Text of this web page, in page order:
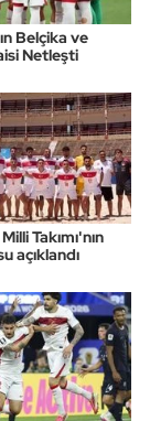
Belçika ve
Netleşti
Takımı'nın
açıklandı